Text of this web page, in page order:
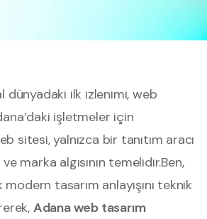
dünyadaki ilk izlenimi, web
işletmeler için
sitesi, yalnızca bir tanıtım aracı
marka algısının temelidir.Ben,
modern tasarım anlayışını teknik
Adana web tasarım